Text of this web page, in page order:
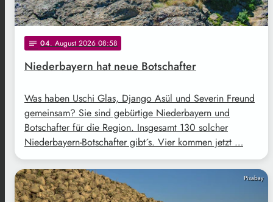
notes 04. August 2026 08:58
Niederbayern hat neue Botschafter
Was haben Uschi Glas, Django Asül und Severin Freund
gemeinsam? Sie sind gebürtige Niederbayern und
Botschafter für die Region. Insgesamt 130 solcher
Niederbayern-Botschafter gibt´s. Vier kommen jetzt …
Pixabay